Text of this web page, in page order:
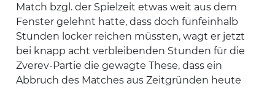
Match bzgl. der Spielzeit etwas weit aus dem
Fenster gelehnt hatte, dass doch fünfeinhalb
Stunden locker reichen müssten, wagt er jetzt
bei knapp acht verbleibenden Stunden für die
Zverev-Partie die gewagte These, dass ein
Abbruch des Matches aus Zeitgründen heute